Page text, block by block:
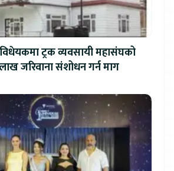
ट्रक व्यवसायी महासंघको
जरिवाना संशोधन गर्न माग